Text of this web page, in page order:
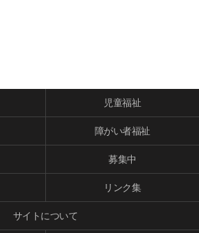
児童福祉
障がい者福祉
募集中
リンク集
サイトについて